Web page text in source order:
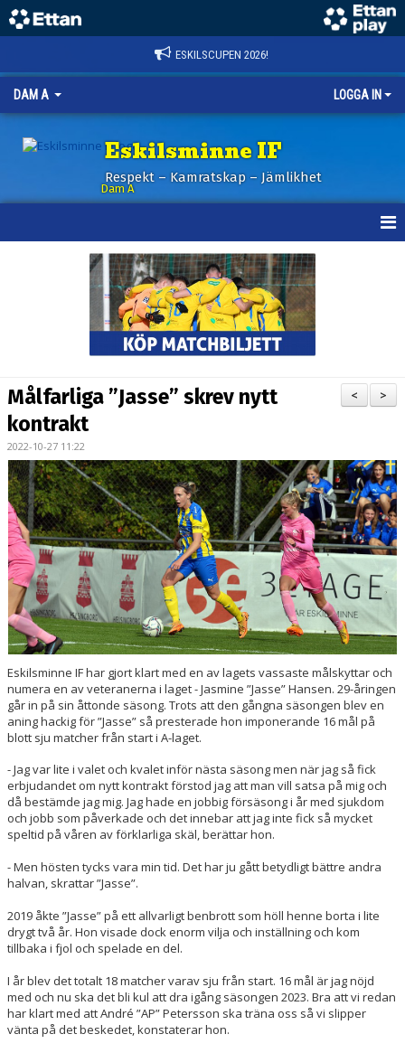
ESKILSCUPEN 2026!
DAM A LOGGA IN
Eskilsminne IF
Respekt – Kamratskap – Jämlikhet
Dam A
BILDGALLERI
DOKUMENT
KONTAKT
MATCHER
DIV. 1 SÖDRA
DAM AKADEMI - DIVISION 2
>
<
Målfarliga ”Jasse” skrev nytt
kontrakt
2022-10-27 11:22
Eskilsminne IF har gjort klart med en av lagets vassaste målskyttar och
numera en av veteranerna i laget - Jasmine ”Jasse” Hansen. 29-åringen
går in på sin åttonde säsong. Trots att den gångna säsongen blev en
aning hackig för ”Jasse” så presterade hon imponerande 16 mål på
blott sju matcher från start i A-laget.
- Jag var lite i valet och kvalet inför nästa säsong men när jag så fick
erbjudandet om nytt kontrakt förstod jag att man vill satsa på mig och
då bestämde jag mig. Jag hade en jobbig försäsong i år med sjukdom
och jobb som påverkade och det innebar att jag inte fick så mycket
speltid på våren av förklarliga skäl, berättar hon.
- Men hösten tycks vara min tid. Det har ju gått betydligt bättre andra
halvan, skrattar ”Jasse”.
2019 åkte ”Jasse” på ett allvarligt benbrott som höll henne borta i lite
drygt två år. Hon visade dock enorm vilja och inställning och kom
tillbaka i fjol och spelade en del.
I år blev det totalt 18 matcher varav sju från start. 16 mål är jag nöjd
med och nu ska det bli kul att dra igång säsongen 2023. Bra att vi redan
har klart med att André ”AP” Petersson ska träna oss så vi slipper
vänta på det beskedet, konstaterar hon.